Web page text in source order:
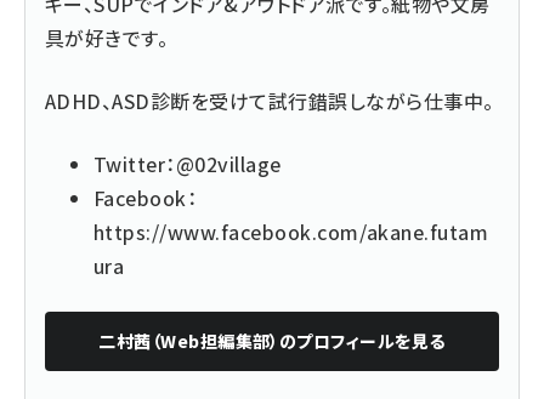
具が好きです。
ADHD、ASD診断を受けて試行錯誤しながら仕事中。
Twitter：@02village
Facebook：
https://www.facebook.com/akane.futam
ura
二村茜（Web担編集部） のプロフィールを見る